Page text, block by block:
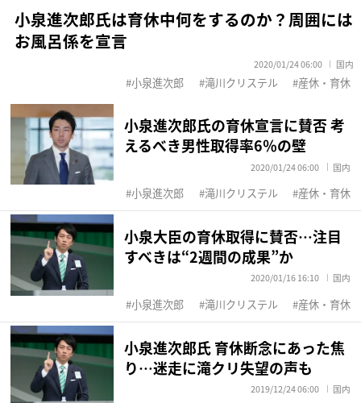
小泉進次郎氏は育休中何をするのか？周囲には
お風呂係を宣言
2020/01/24 06:00 国内
小泉進次郎 滝川クリステル 産休・育休
小泉進次郎氏の育休宣言に賛否 考
えるべき男性取得率6％の壁
2020/01/24 06:00 国内
小泉進次郎 滝川クリステル 産休・育休
小泉大臣の育休取得に賛否…注目
すべきは“2週間の成果”か
2020/01/16 16:10 国内
小泉進次郎 滝川クリステル 産休・育休
小泉進次郎氏 育休断念にあった焦
り…迷走に滝クリ失望の声も
2019/12/24 06:00 国内